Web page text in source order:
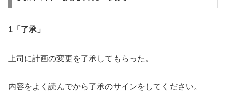
1 「了承」
上司に計画の変更を了承してもらった。
内容をよく読んでから了承のサインをしてください。